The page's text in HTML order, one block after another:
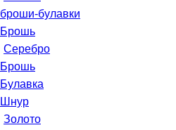
броши-булавки
Брошь
Серебро
Брошь
Булавка
Шнур
Золото